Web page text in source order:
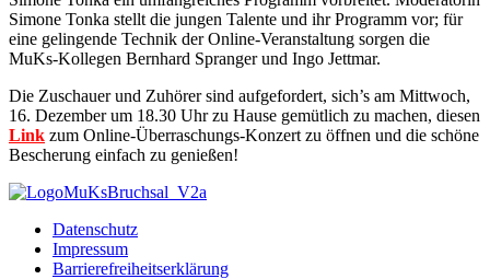
Simone Tonka stellt die jungen Talente und ihr Programm vor; für
eine gelingende Technik der Online-Veranstaltung sorgen die
MuKs-Kollegen Bernhard Spranger und Ingo Jettmar.
Die Zuschauer und Zuhörer sind aufgefordert, sich’s am Mittwoch,
16. Dezember um 18.30 Uhr zu Hause gemütlich zu machen, diesen
Link zum Online-Überraschungs-Konzert zu öffnen und die schöne
Bescherung einfach zu genießen!
Datenschutz
Impressum
Barrierefreiheitserklärung